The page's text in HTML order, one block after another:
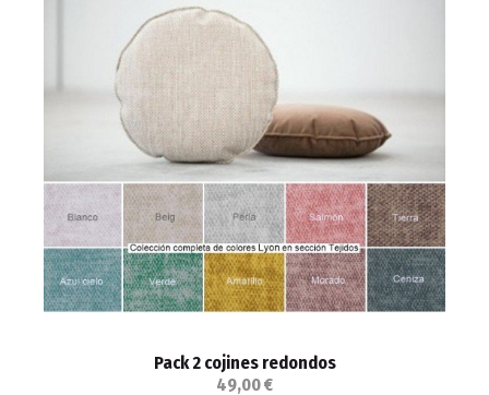
Pack 2 cojines redondos
49,00 €